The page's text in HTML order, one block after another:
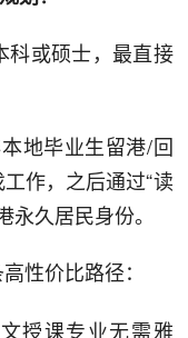
科或硕士，最直接
地毕业生留港/回
作，之后通过“读
久居民身份。
性价比路径：
授课专业无需雅